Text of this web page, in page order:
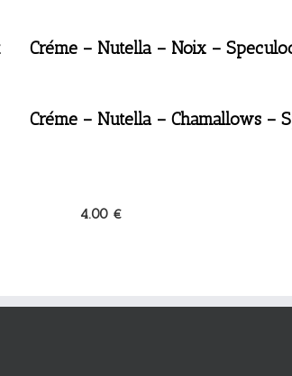
Créme – Nutella – Noix –
Créme – Nutella – Chamallows –
4.00 €